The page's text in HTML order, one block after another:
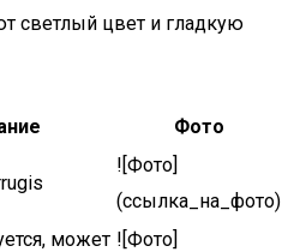
светлый цвет и гладкую
Фото
![Фото]
(ссылка_на_фото)
может ![Фото]